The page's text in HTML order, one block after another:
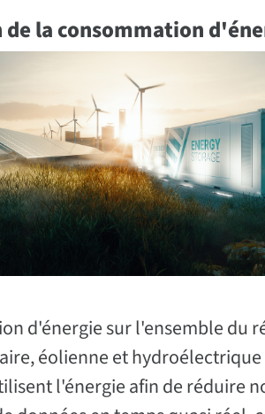
de la consommation
d'énergie sur l'ensemble du
éolienne et
l'énergie afin de réduire